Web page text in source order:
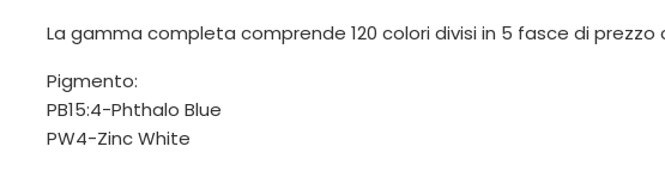
La gamma completa comprende 120 colori divisi in 5 fasce di
Pigmento:
PB15:4-Phthalo Blue
PW4-Zinc White